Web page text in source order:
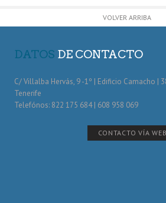
VOLVER ARRIBA
DATOS DE CONTACTO
C/ Villalba Hervás, 9 -1º | Edificio Camacho |
Tenerife
Telefónos: 822 175 684 | 608 958 069
CONTACTO VÍA WEB